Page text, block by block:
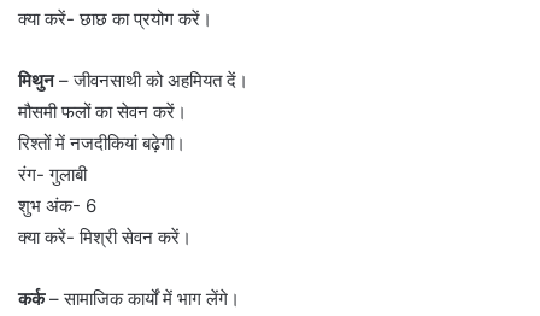
क्या करें- छाछ का प्रयोग करें।
मिथुन– जीवनसाथी को अहमियत दें।
मौसमी फलों का सेवन करें।
रिश्तों में नजदीकियां बढ़ेगी।
रंग- गुलाबी
शुभ अंक- 6
क्या करें- मिश्री सेवन करें।
कर्क– सामाजिक कार्यों में भाग लेंगे।